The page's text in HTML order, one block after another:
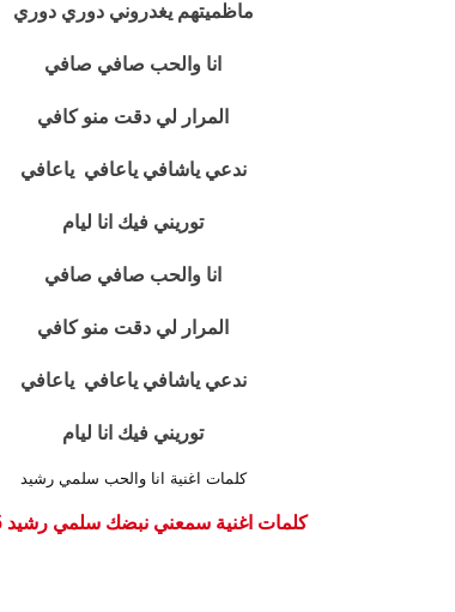
ماظميتهم يغدروني دوري دوري
انا والحب صافي صافي
المرار لي دقت منو كافي
ندعي ياشافي ياعافي ياعافي
توريني فيك انا ليام
انا والحب صافي صافي
المرار لي دقت منو كافي
ندعي ياشافي ياعافي ياعافي
توريني فيك انا ليام
كلمات اغنية انا والحب سلمي رشيد
كلمات اغنية سمعني نبضك سلمي رشيد 2015